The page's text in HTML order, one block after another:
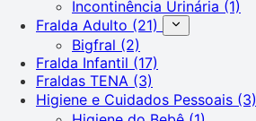
Incontinência Urinária (1)
Fralda Adulto (21)
Bigfral (2)
Fralda Infantil (17)
Fraldas TENA (3)
Higiene e Cuidados Pessoais (3)